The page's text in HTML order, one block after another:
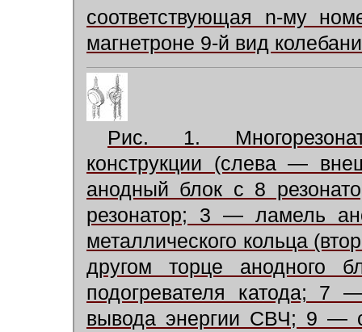
соответствующая n-му
магнетроне 9-й вид
Рис. 1.
конструкции (слева —
анодный блок с 8
резонатор; 3 — ламель
металлического кольца
другом торце
подогревателя катода;
вывода энергии СВЧ; 9 —